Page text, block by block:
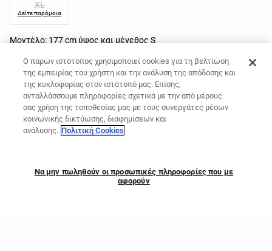
XL
Δείτε παρόμοια
Μοντέλο: 177 cm ύψος και μέγεθος S
Προσθήκη στο καλάθι
Προσθήκη στο καλάθι
Περιγραφή προϊόντος
Κωδ. 4729/290/854
Tank top Compressive με εσωτερικό σουτιέν. Με λεπτομέρεια ραφές στο
μπροστινό μέρος. Αναπνεύσιμο ύφασμα υψηλής ανθεκτικότητας.
Αποστολές και επιστροφές
Ο παρών ιστότοπος χρησιμοποιεί cookies για τη βελτίωση
της εμπειρίας του χρήστη και την ανάλυση της απόδοσης και
της κυκλοφορίας στον ιστότοπό μας. Επίσης,
ανταλλάσσουμε πληροφορίες σχετικά με την από μέρους
σας χρήση της τοποθεσίας μας με τους συνεργάτες μέσων
κοινωνικής δικτύωσης, διαφημίσεων και
ανάλυσης. Πολιτική Cookies
Να μην πωληθούν οι προσωπικές πληροφορίες που με
αφορούν